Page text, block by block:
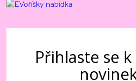
Přihlaste se